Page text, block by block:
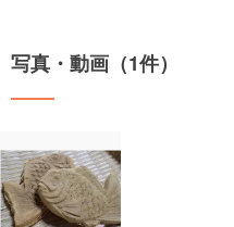
写真・動画（1件）